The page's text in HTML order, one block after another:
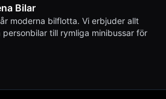
Bilar
moderna bilflotta. Vi erbjuder allt
personbilar till rymliga minibussar för